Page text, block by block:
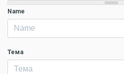
Name
Тема